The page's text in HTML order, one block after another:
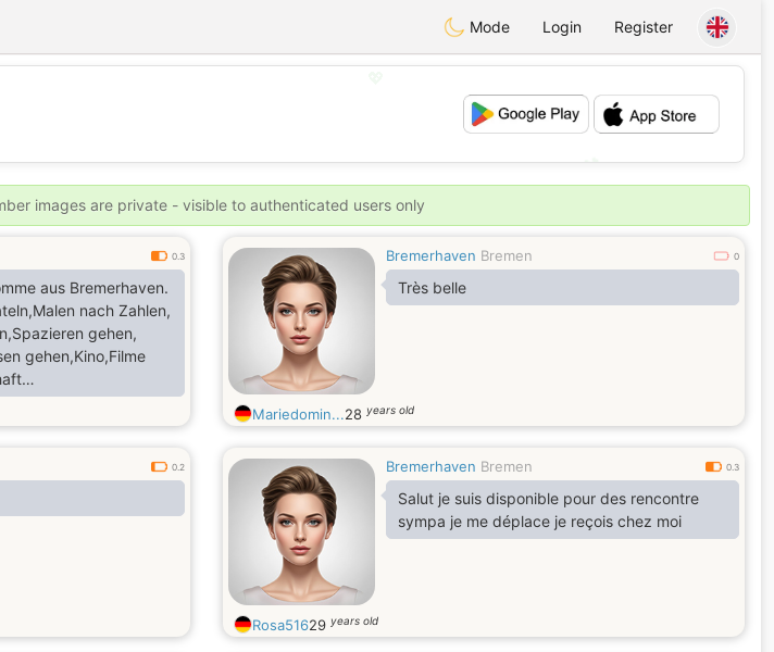
Mode Login Register
💕
images are private - visible to authenticated users only
0.3
aus Bremerhaven.
nach Zahlen,
gehen,
gehen,Kino,Filme
Bruder
uwm.
Bremerhaven Bremen 0
Très belle
Mariedomin...28 years old
0.2 Bremerhaven Bremen 0.3
Salut je suis disponible pour des rencontre
sympa je me déplace je reçois chez moi
Rosa51629 years old